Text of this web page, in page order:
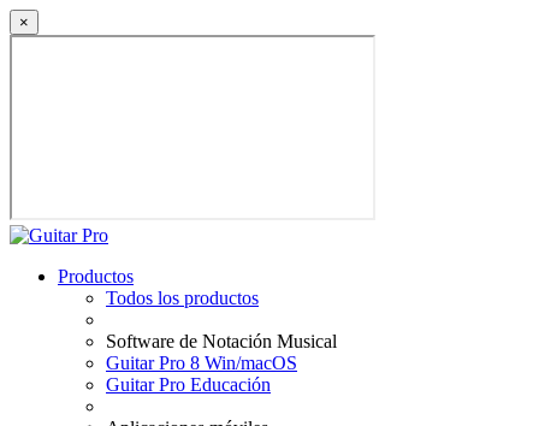
×
Productos
Todos los productos
Software de Notación Musical
Guitar Pro 8 Win/macOS
Guitar Pro Educación